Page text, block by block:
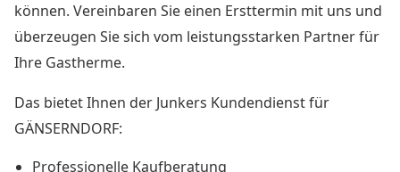
können. Vereinbaren Sie einen Ersttermin mit uns und
überzeugen Sie sich vom leistungsstarken Partner für
Ihre Gastherme.
Das bietet Ihnen der Junkers Kundendienst für
GÄNSERNDORF:
Professionelle Kaufberatung